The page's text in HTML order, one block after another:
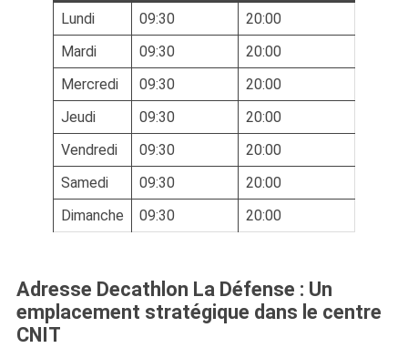
Lundi 09:30
20:00
Mardi
09:30
20:00
Mercredi
09:30
20:00
Jeudi
09:30
20:00
Vendredi
09:30
20:00
Samedi
09:30
20:00
Dimanche
09:30 20:00
Adresse Decathlon La Défense : Un
emplacement stratégique dans le centre
CNIT